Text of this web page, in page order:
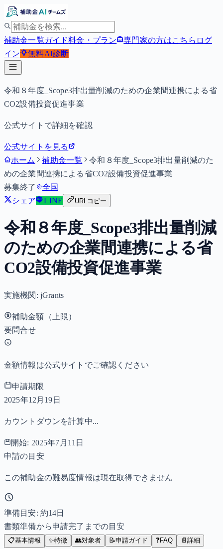
補助金一覧ガイド料金・プラン 専門家の方はこちら ログ
イン
無料AI診断
令和８年度_Scope3排出量削減のための企業間連携による省
CO2設備投資促進事業
公式サイトで詳細を確認
公式サイトを見る
ホーム
補助金一覧
令和８年度_Scope3排出量削減のた
めの企業間連携による省CO2設備投資促進事業
募集終了
全国
シェア
LINE URLコピー
令和８年度_Scope3排出量削減
のための企業間連携による省
CO2設備投資促進事業
実施機関: jGrants
補助金額（上限）
要問合せ
金額情報は公式サイトでご確認ください
申請期限
2025年12月19日
カウントダウンを計算中...
開始: 2025年7月11日
申請の目安
この補助金の難易度情報は現在取得できません
準備目安: 約14日
書類準備から申請完了までの目安
📋基本情報 ✨特徴 👥対象者 📝申請ガイド ❓FAQ 📄 詳細